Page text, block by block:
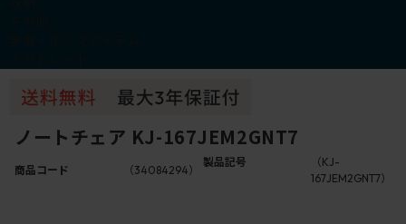
ノートチェア KJ-167JEM2GNT7
商品コード （34084294）
製品記号
（KJ-
167JEM2GNT7）